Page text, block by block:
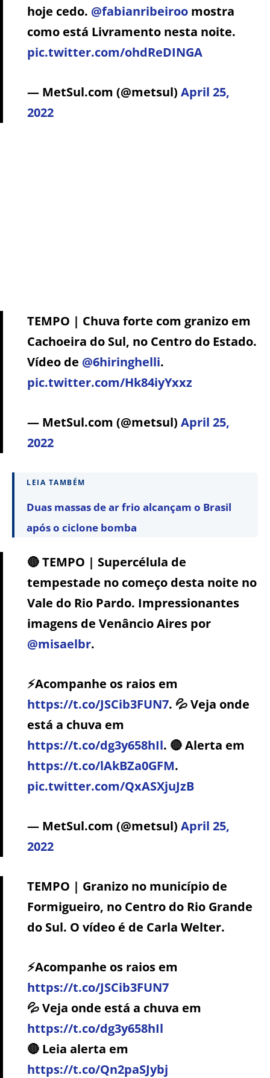
hoje cedo. @fabianribeiroo mostra
como está Livramento nesta noite.
pic.twitter.com/ohdReDINGA
— MetSul.com (@metsul) April 25,
2022
TEMPO | Chuva forte com granizo em
Cachoeira do Sul, no Centro do Estado.
Vídeo de @6hiringhelli.
pic.twitter.com/Hk84iyYxxz
— MetSul.com (@metsul) April 25,
2022
LEIA TAMBÉM
Duas massas de ar frio alcançam o Brasil
após o ciclone bomba
🔴 TEMPO | Supercélula de
tempestade no começo desta noite no
Vale do Rio Pardo. Impressionantes
imagens de Venâncio Aires por
@misaelbr.
⚡️Acompanhe os raios em
https://t.co/JSCib3FUN7. 💦 Veja onde
está a chuva em
https://t.co/dg3y658hIl. 🔴 Alerta em
https://t.co/lAkBZa0GFM.
pic.twitter.com/QxASXjuJzB
— MetSul.com (@metsul) April 25,
2022
TEMPO | Granizo no município de
Formigueiro, no Centro do Rio Grande
do Sul. O vídeo é de Carla Welter.
⚡️Acompanhe os raios em
https://t.co/JSCib3FUN7
💦 Veja onde está a chuva em
https://t.co/dg3y658hIl
🔴 Leia alerta em
https://t.co/Qn2paSJybj